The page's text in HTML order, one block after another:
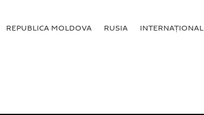
REPUBLICA MOLDOVA RUSIA INTERNAȚIONAL